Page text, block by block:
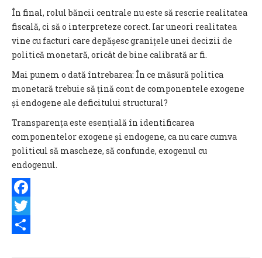
În final, rolul băncii centrale nu este să rescrie realitatea
fiscală, ci să o interpreteze corect. Iar uneori realitatea
vine cu facturi care depășesc granițele unei decizii de
politică monetară, oricât de bine calibrată ar fi.
Mai punem o dată întrebarea: În ce măsură politica
monetară trebuie să țină cont de componentele exogene
și endogene ale deficitului structural?
Transparența este esențială în identificarea
componentelor exogene și endogene, ca nu care cumva
politicul să mascheze, să confunde, exogenul cu
endogenul.
Facebook
Twitter